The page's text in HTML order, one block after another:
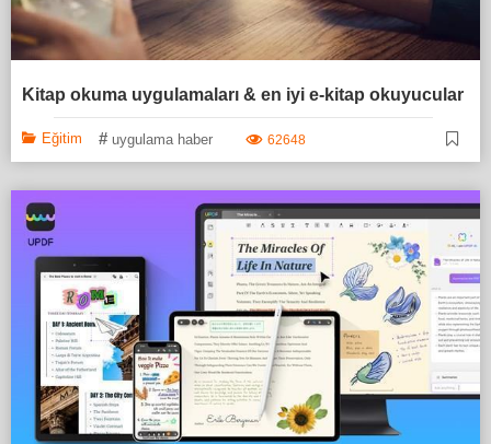
Kitap okuma uygulamaları & en iyi e-kitap okuyucular
Eğitim # uygulama haber 62648